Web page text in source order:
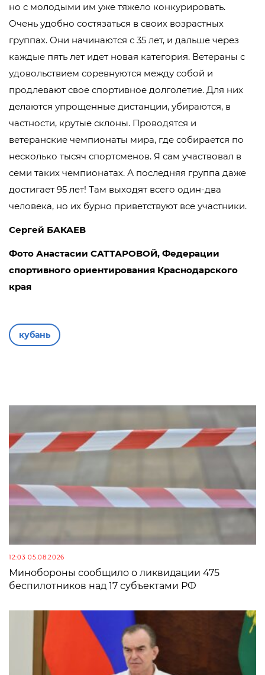
но с молодыми им уже тяжело конкурировать.
Очень удобно состязаться в своих возрастных
группах. Они начинаются с 35 лет, и дальше через
каждые пять лет идет новая категория. Ветераны с
удовольствием соревнуются между собой и
продлевают свое спортивное долголетие. Для них
делаются упрощенные дистанции, убираются, в
частности, крутые склоны. Проводятся и
ветеранские чемпионаты мира, где собирается по
несколько тысяч спортсменов. Я сам участвовал в
семи таких чемпионатах. А последняя группа даже
достигает 95 лет! Там выходят всего один-два
человека, но их бурно приветствуют все участники.
Сергей БАКАЕВ
Фото Анастасии САТТАРОВОЙ, Федерации
спортивного ориентирования Краснодарского
края
кубань
12:03 05.08.2026
Минобороны сообщило о ликвидации 475
беспилотников над 17 субъектами РФ